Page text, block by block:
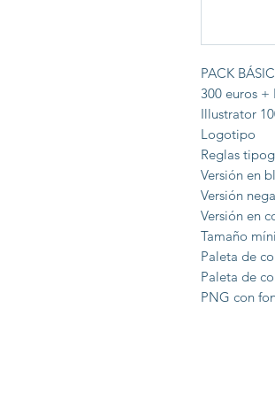
PACK
300 euros
Illustrator
Logotipo
Reglas
Versión en
Versión
Versión en
Tamaño
Paleta de
Paleta de
PNG con